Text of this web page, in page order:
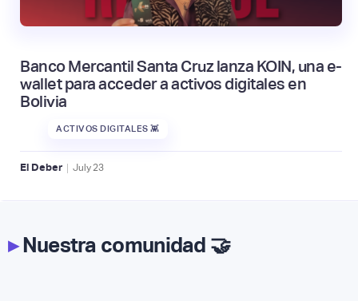
Banco Mercantil Santa Cruz lanza KOIN, una e-
wallet para acceder a activos digitales en
Bolivia
ACTIVOS DIGITALES 👾
El Deber | July 23
▸Nuestra comunidad 🤝